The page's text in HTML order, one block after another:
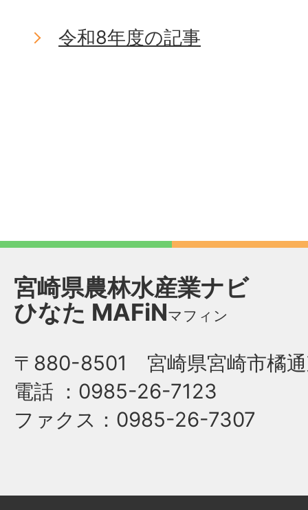
令和8年度の記事
宮崎県農林水産業ナビ
ひなた MAFiNマフィン
〒880-8501 宮崎県宮崎市橘通
電話 ：0985-26-7123
ファクス ：0985-26-7307